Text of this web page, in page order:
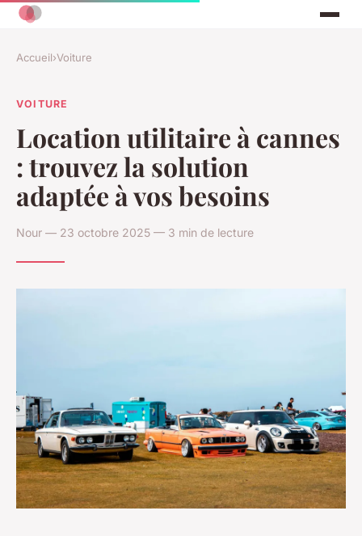
Accueil›Voiture
VOITURE
Location utilitaire à cannes
: trouvez la solution
adaptée à vos besoins
Nour — 23 octobre 2025 — 3 min de lecture